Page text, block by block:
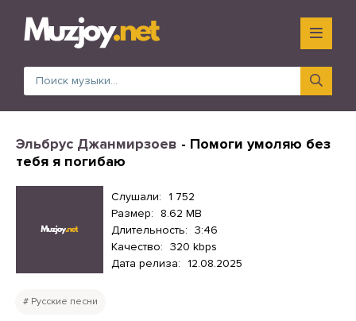
Эльбрус Джанмирзоев - Помоги умоляю без
тебя я погибаю
Слушали: 1 752
Размер:
8.62 MB
Длительность: 3:46
Качество: 320 kbps
Дата релиза: 12.08.2025
Русские песни